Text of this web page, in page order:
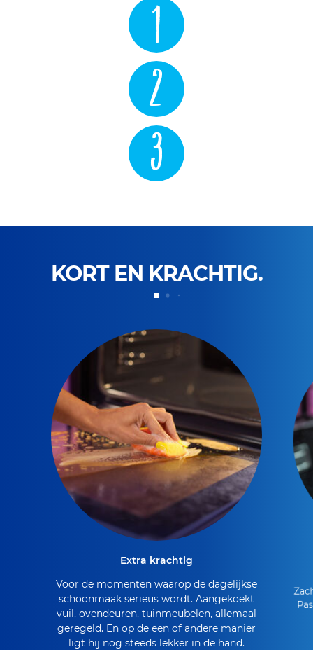
1
2
3
KORT EN KRACHTIG.
Extra krachtig
Voor de momenten waarop de dagelijkse
schoonmaak serieus wordt. Aangekoekt
vuil, ovendeuren, tuinmeubelen, allemaal
geregeld. En op de een of andere manier
ligt hij nog steeds lekker in de hand.